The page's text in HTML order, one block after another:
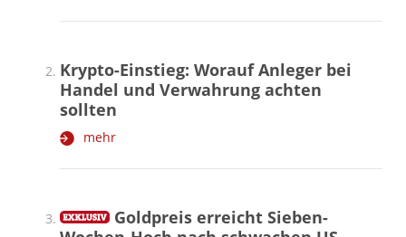
Krypto-Einstieg: Worauf Anleger bei
Handel und Verwahrung achten
sollten
mehr
Goldpreis erreicht Sieben-